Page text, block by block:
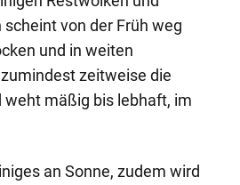
von der Früh weg
und in weiten
zeitweise die
weht mäßig bis lebhaft, im
an Sonne, zudem wird